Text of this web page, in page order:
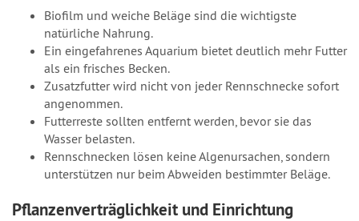
Biofilm und weiche Beläge sind die wichtigste
natürliche Nahrung.
Ein eingefahrenes Aquarium bietet deutlich mehr Futter
als ein frisches Becken.
Zusatzfutter wird nicht von jeder Rennschnecke sofort
angenommen.
Futterreste sollten entfernt werden, bevor sie das
Wasser belasten.
Rennschnecken lösen keine Algenursachen, sondern
unterstützen nur beim Abweiden bestimmter Beläge.
Pflanzenverträglichkeit und Einrichtung